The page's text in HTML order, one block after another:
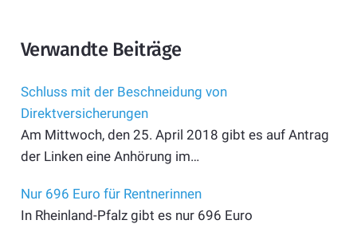
Verwandte Beiträge
Schluss mit der Beschneidung von
Direktversicherungen
Am Mittwoch, den 25. April 2018 gibt es auf Antrag
der Linken eine Anhörung im…
Nur 696 Euro für Rentnerinnen
In Rheinland-Pfalz gibt es nur 696 Euro